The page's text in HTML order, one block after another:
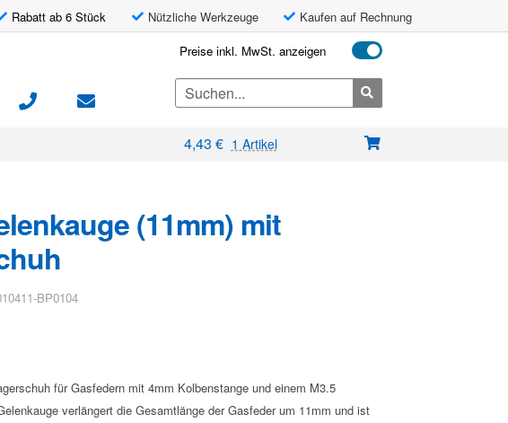
Rabatt ab 6 Stück Nützliche Werkzeuge Kaufen auf Rechnung
Preise inkl. MwSt. anzeigen
Search
for:
4,43 € 1 Artikel
(11mm) mit
BP0104
für Gasfedern mit 4mm Kolbenstange und einem M3.5
verlängert die Gesamtlänge der Gasfeder um 11mm und ist